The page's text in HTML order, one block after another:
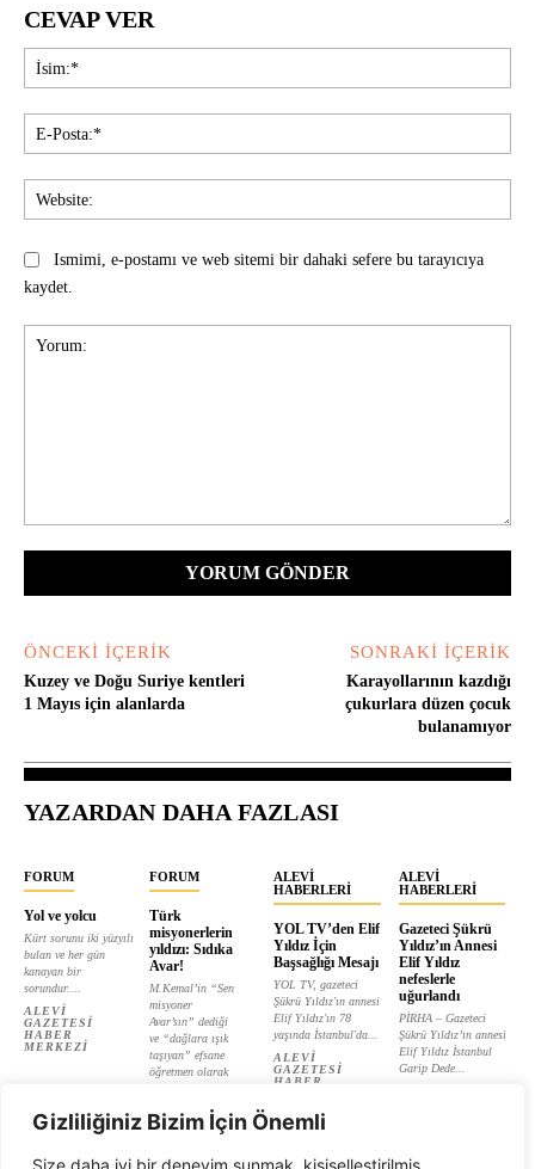
Gizliliğiniz Bizim İçin Önemli
Size daha iyi bir deneyim sunmak, kişiselleştirilmiş
CEVAP VER
Ismimi, e-postamı ve web sitemi bir dahaki sefere bu tarayıcıya
kaydet.
ÖNCEKI İÇERIK
Kuzey ve Doğu Suriye kentleri
1 Mayıs için alanlarda
SONRAKI İÇERIK
Karayollarının kazdığı
çukurlara düzen çocuk
bulanamıyor
YAZARDAN DAHA FAZLASI
FORUM
Yol ve yolcu
Kürt sorunu iki yüzyılı
bulan ve her gün
kanayan bir
sorundur....
ALEVI
GAZETESI
HABER
MERKEZI
FORUM
Türk
misyonerlerin
yıldızı: Sıdıka
Avar!
M.Kemal’in “Sen
misyoner
Avar’sın” dediği
ve “dağlara ışık
taşıyan” efsane
öğretmen olarak
ALEVI
GAZETESI
ALEVI
HABERLERI
YOL TV’den Elif
Yıldız İçin
Başsağlığı Mesajı
YOL TV, gazeteci
Şükrü Yıldız'ın annesi
Elif Yıldız'ın 78
yaşında İstanbul'da...
ALEVI
GAZETESI
HABER
ALEVI
HABERLERI
Gazeteci Şükrü
Yıldız’ın Annesi
Elif Yıldız
nefeslerle
uğurlandı
PİRHA – Gazeteci
Şükrü Yıldız’ın annesi
Elif Yıldız İstanbul
Garip Dede...